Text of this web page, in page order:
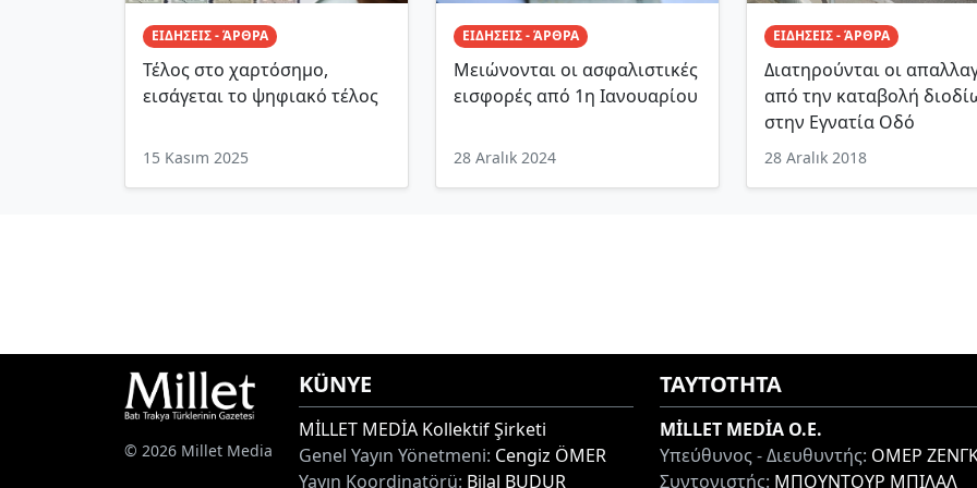
ΕΙΔΗΣΕΙΣ - ΆΡΘΡΑ
Τέλος στο χαρτόσημο,
εισάγεται το ψηφιακό τέλος
15 Kasım 2025
ΕΙΔΗΣΕΙΣ - ΆΡΘΡΑ
Μειώνονται οι ασφαλιστικές
εισφορές από 1η Ιανουαρίου
28 Aralık 2024
ΕΙΔΗΣΕΙΣ - ΆΡΘΡΑ
Διατηρούνται οι
από την καταβολή
στην Εγνατία Οδό
28 Aralık 2018
© 2026 Millet Media
KÜNYE
MİLLET MEDİA Kollektif Şirketi
Genel Yayın Yönetmeni: Cengiz ÖMER
Yayın Koordinatörü: Bilal BUDUR
ΤΑΥΤΟΤΗΤΑ
MİLLET MEDİA O.E.
Υπεύθυνος - Διευθυντής: ΟΜΕΡ
Συντονιστής: ΜΠΟΥΝΤΟΥΡ ΜΠΙΛΑΛ